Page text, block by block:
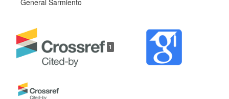
General Sarmiento
1